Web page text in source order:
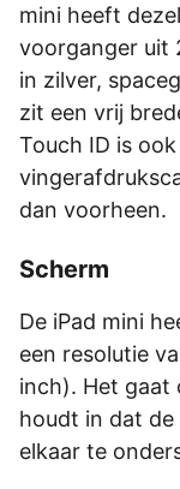
mini heeft
voorganger uit
in zilver,
zit een vrij
Touch ID is
dan voorheen.
Scherm
De iPad mini
een resolutie
inch). Het gaat
houdt in dat
elkaar te